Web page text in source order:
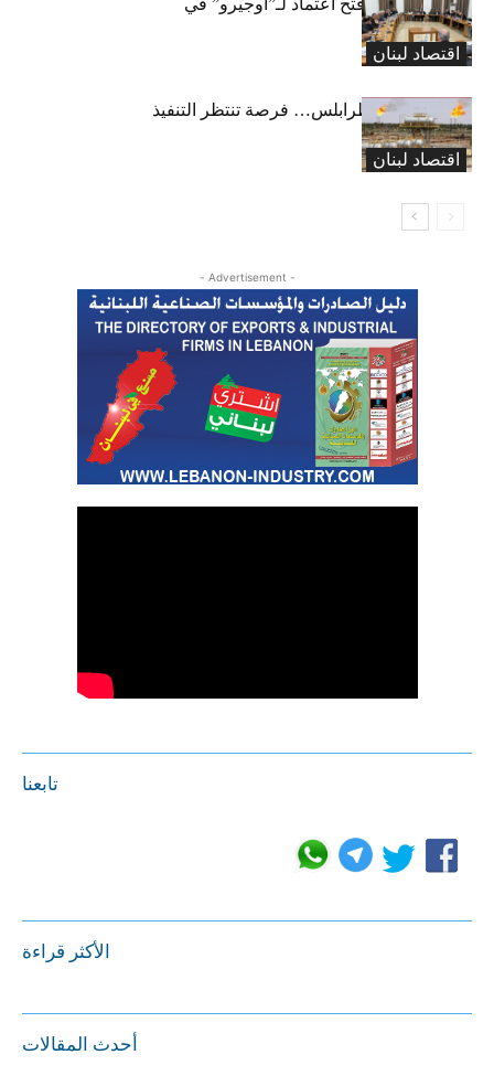
اقتصاد لبنان
موازنة 2026
اقتصاد لبنان
خط كركوك – طرابلس… فرصة تنتظر التنفيذ
- Advertisement -
تابعنا
الأكثر قراءة
أحدث المقالات